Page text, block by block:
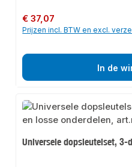
Normale prijs:
€ 37,07
Prijzen incl. BTW en excl.
In de
Universele dopsleutelset, 3-